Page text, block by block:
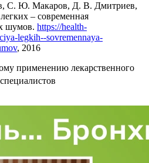
С. Ю. Макаров, Д. В. Дмитриев,
– современная
шумов. https://health-
legkih--sovremennaya-
, 2016
применению лекарственного